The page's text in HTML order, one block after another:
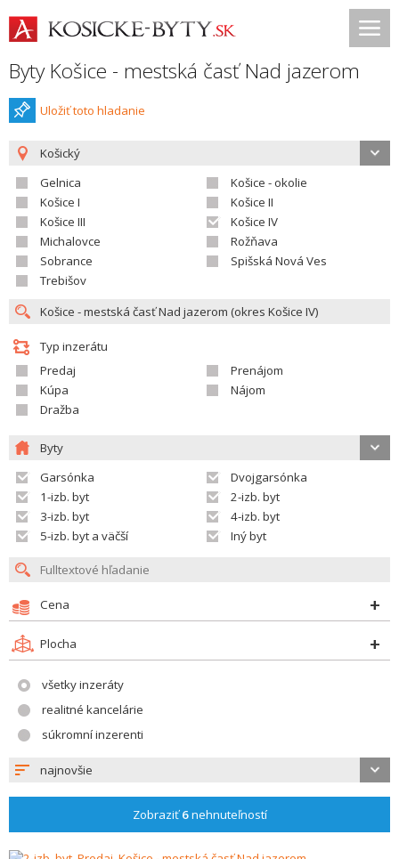
Byty Košice - mestská časť Nad jazerom
Uložiť toto hladanie
Košický
Gelnica
Košice - okolie
Košice I
Košice II
Košice III
Košice IV
Michalovce
Rožňava
Sobrance
Spišská Nová Ves
Trebišov
Typ inzerátu
Predaj
Prenájom
Kúpa
Nájom
Dražba
Byty
Garsónka
Dvojgarsónka
1-izb. byt
2-izb. byt
3-izb. byt
4-izb. byt
5-izb. byt a väčší
Iný byt
Cena
Plocha
všetky inzeráty
realitné kancelárie
súkromní inzerenti
najnovšie
Zobraziť6nehnuteľností